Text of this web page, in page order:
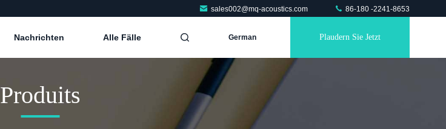
sales002@mq-acoustics.com 86-180 -2241-8653
Nachrichten Alle Fälle German Plaudern Sie Jetzt
Produits